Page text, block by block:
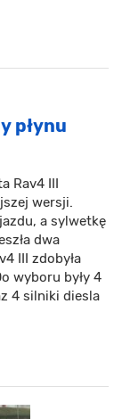
płynu
Rav4 III
wersji.
a sylwetkę
dwa
III zdobyła
wyboru były 4
4 silniki diesla